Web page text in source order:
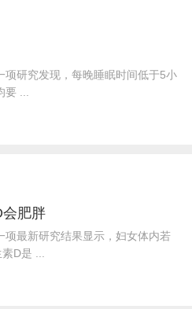
研究发现，每晚睡眠时间低于5小
...
肥胖
最新研究结果显示，妇女体内若
D是 ...